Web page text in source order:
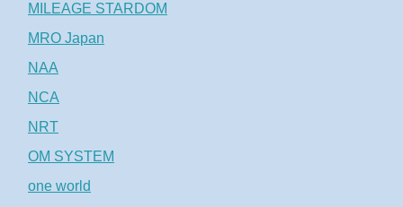
MILEAGE STARDOM
MRO Japan
NAA
NCA
NRT
OM SYSTEM
one world